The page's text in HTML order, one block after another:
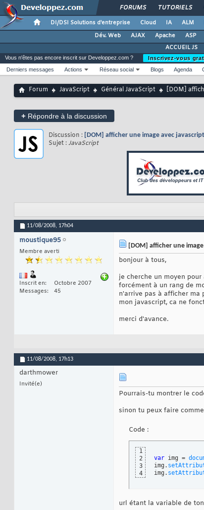
FORUMS TUTORIELS
DI/DSI Solutions d'entreprise Cloud IA ALM
Dév. Web
AJAX Apache ASP
ACCUEIL JS
Vous n'êtes pas encore inscrit sur Developpez.com ?
Inscrivez-vous
Derniers messages
Actions Réseau social Blogs Agenda
Forum JavaScript Général JavaScript [DOM]
+ Répondre à la discussion
Discussion : [DOM] afficher une image avec javascript
Sujet :JavaScript
11/08/2008, 17h04
moustique95
Membre averti
Inscrit en
Octobre 2007
Messages
45
[DOM] afficher une
bonjour à tous,
je cherche un moyen
forcément à un rang de
n'arrive pas à afficher ma
mon javascript, ca ne
merci d'avance.
11/08/2008, 17h13
darthmower
Invité(e)
Pourrais-tu montrer le
sinon tu peux faire
Code :
1
2
3
4
var img =
img.
img.
url étant la variable de